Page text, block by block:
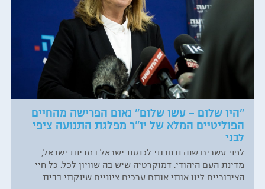
"היו שלום – עשו שלום" נאום הפרישה מהחיים
הפוליטיים המלא של יו"ר מפלגת התנועה ציפי
לבני
לפני עשרים שנה נבחרתי לכנסת ישראל במדינת ישראל,
מדינת העם היהודי. דמוקרטיה שיש בה שוויון לכל. כל חיי
הציבוריים ליוו אותי אותם ערכים ציוניים שינקתי בבית ...